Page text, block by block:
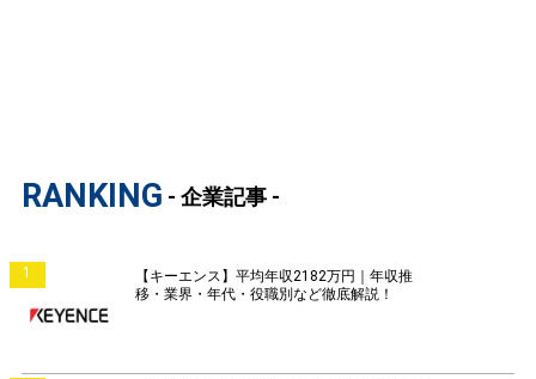
RANKING - 企業記事 -
1
【キーエンス】平均年収2182万円｜年収推
移・業界・年代・役職別など徹底解説！